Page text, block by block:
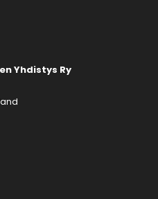
Yhdistys Ry